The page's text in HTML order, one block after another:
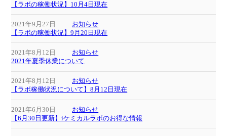
【ラボの稼働状況】10月4日現在
2021年9月27日
お知らせ
【ラボの稼働状況】9月20日現在
2021年8月12日
お知らせ
2021年夏季休業について
2021年8月12日
お知らせ
【ラボ稼働状況について】8月12日現在
2021年6月30日
お知らせ
【6月30日更新】iケミカルラボのお得な情報